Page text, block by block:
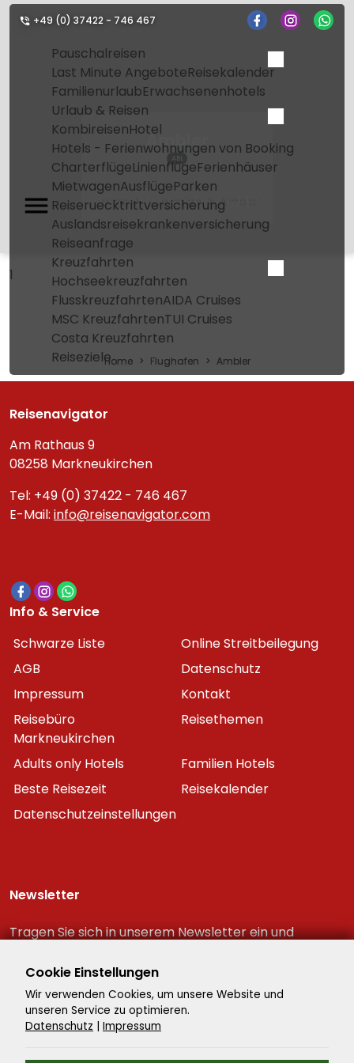
+49 (0) 37422 - 746 467
Pauschalreisen
Last Minute AngeboteReisekalender
FamilienurlaubErwachsenenhotels
Urlaub & Reisen
KombireisenHotel
Hotels - Ferienwohnungen von Booking
CharterflügeLinienflügeFerienhäuser
MietwagenAusflügeParken
Reiseruecktrittversicherung
Auslandsreisekrankenversicherung
Reiseanfrage
Kreuzfahrten
Hochseekreuzfahrten
FlusskreuzfahrtenAIDA Cruises
MSC KreuzfahrtenTUI Cruises
Costa Kreuzfahrten
Reiseziele
Ambler
ABL
Home Flughafen Ambler
1
Home Flughafen Ambler
Reisenavigator
Am Rathaus 9
08258 Markneukirchen
Tel: +49 (0) 37422 - 746 467
E-Mail: info@reisenavigator.com
Info & Service
Schwarze Liste
Online Streitbeilegung
AGB
Datenschutz
Impressum
Kontakt
Reisebüro
Markneukirchen
Reisethemen
Adults only Hotels
Familien Hotels
Beste Reisezeit
Reisekalender
Datenschutzeinstellungen
Newsletter
Tragen Sie sich in unserem Newsletter ein und
Reiseschnäppchen!
Cookie Einstellungen
Wir verwenden Cookies, um unsere Website und
unseren Service zu optimieren.
Datenschutz | Impressum